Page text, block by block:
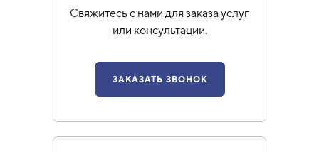
Свяжитесь с нами для заказа услуг
или консультации.
ЗАКАЗАТЬ ЗВОНОК